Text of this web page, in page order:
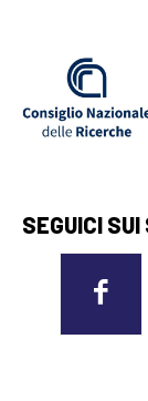
SEGUICI